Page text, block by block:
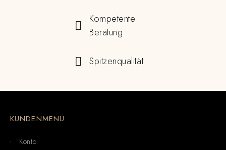
Kompetente
Beratung
Spitzenqualität
KUNDENMENÜ
Konto